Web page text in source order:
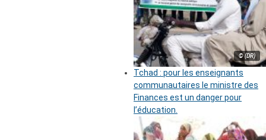
© (DR)
Tchad : pour les enseignants
communautaires le ministre des
Finances est un danger pour
l’éducation.